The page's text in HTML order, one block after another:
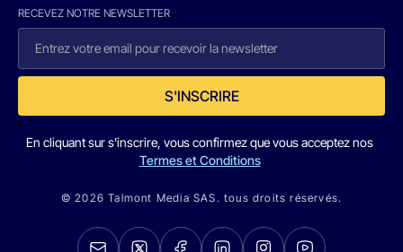
RECEVEZ NOTRE NEWSLETTER
S'INSCRIRE
En cliquant sur s'inscrire, vous confirmez que vous acceptez nos
Termes et Conditions
© 2026 Talmont Media SAS. tous droits réservés.